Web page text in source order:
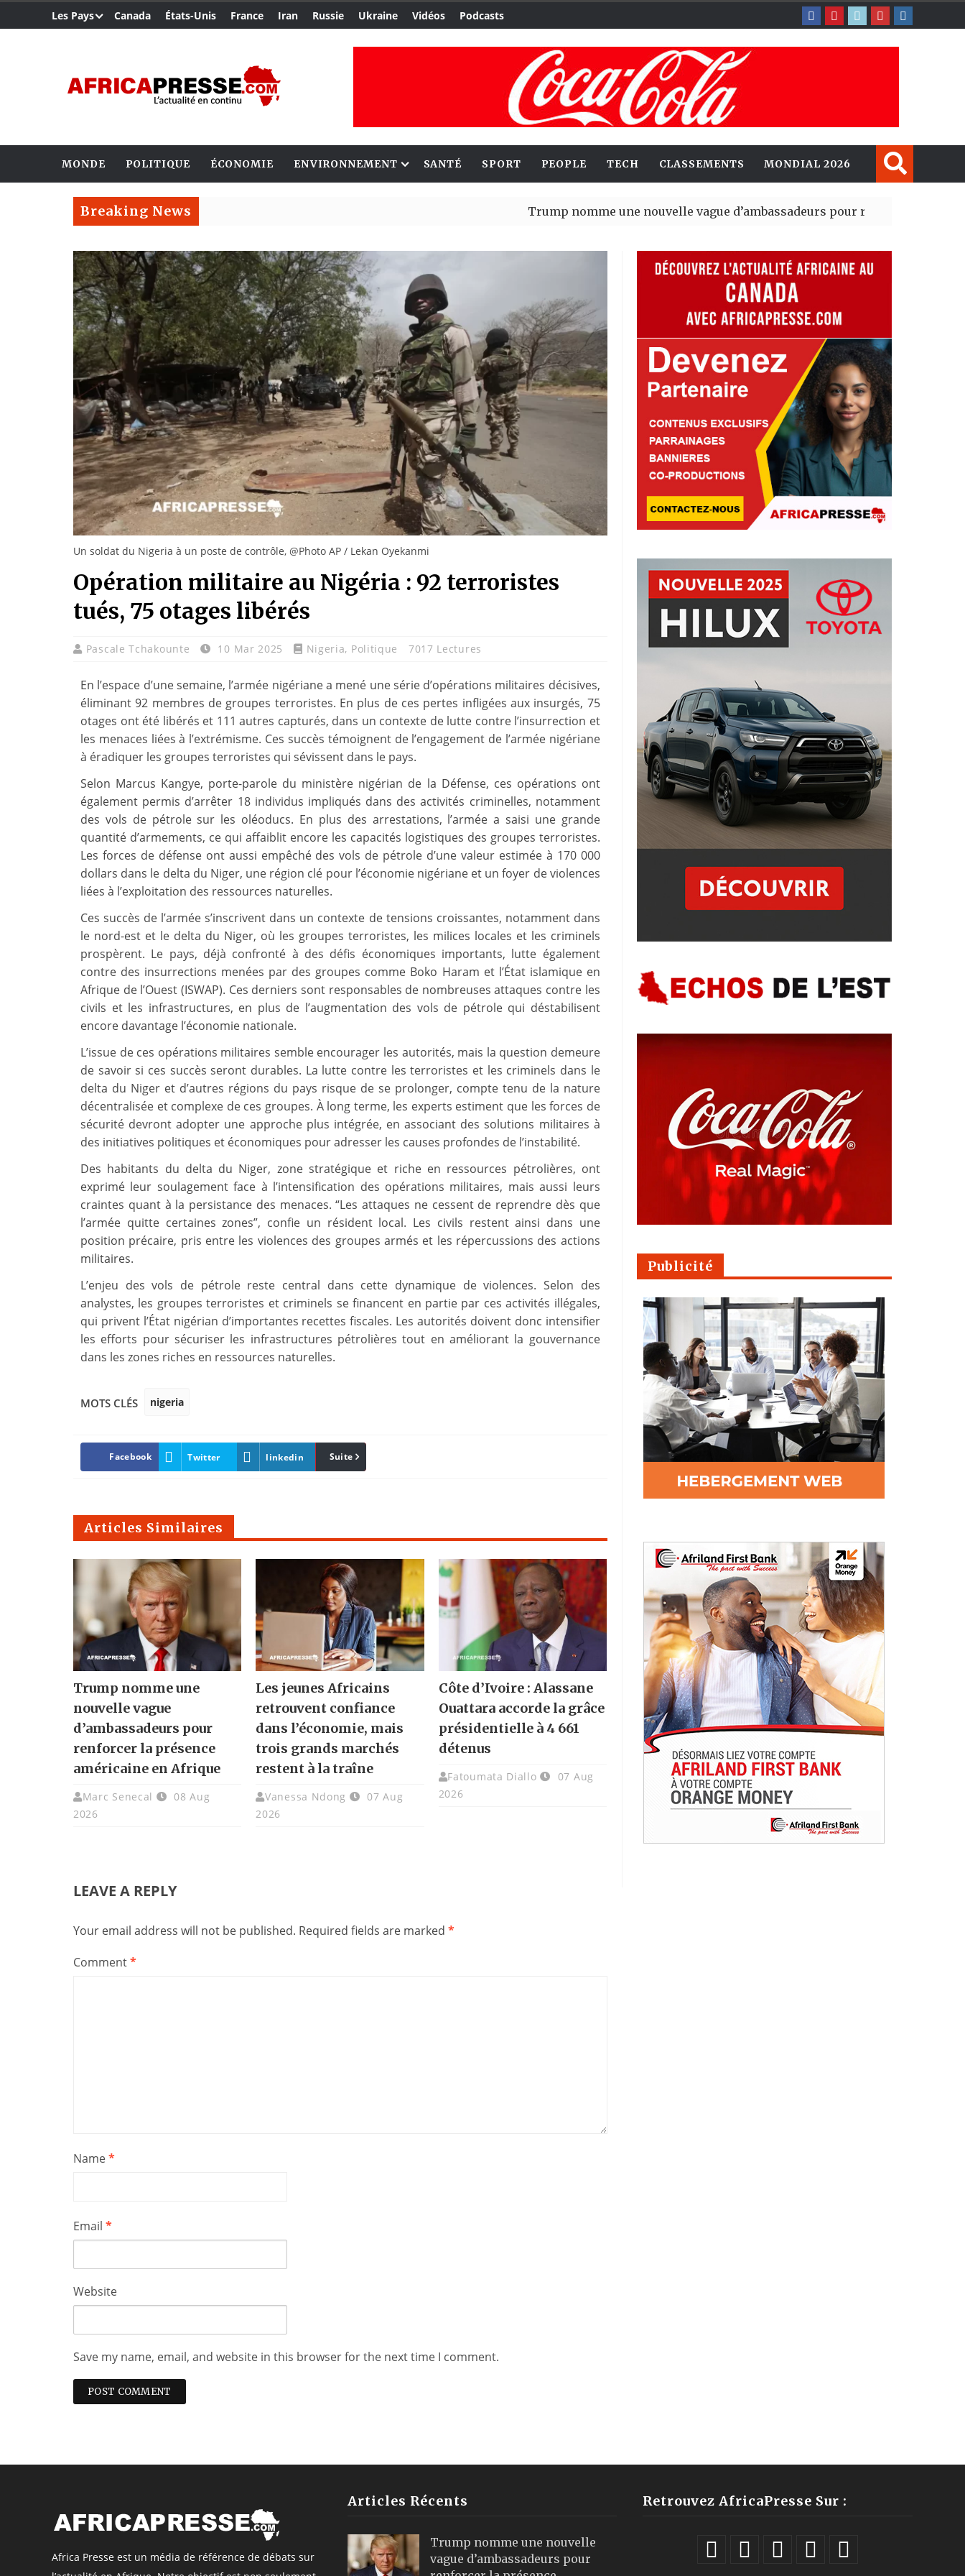
Les Pays Canada États-Unis France Iran Russie Ukraine Vidéos Podcasts
MONDE POLITIQUE ÉCONOMIE ENVIRONNEMENT SANTÉ SPORT PEOPLE TECH CLASSEMENTS MONDIAL 2026
Breaking News Trump nomme une nouvelle vague d’ambassadeurs pour renforcer la présence
Un soldat du Nigeria à un poste de contrôle, @Photo AP / Lekan Oyekanmi
Opération militaire au Nigéria : 92 terroristes
tués, 75 otages libérés
Pascale Tchakounte 10 Mar 2025 Nigeria, Politique 7017 Lectures
En l’espace d’une semaine, l’armée nigériane a mené une série d’opérations militaires décisives,
éliminant 92 membres de groupes terroristes. En plus de ces pertes infligées aux insurgés, 75
otages ont été libérés et 111 autres capturés, dans un contexte de lutte contre l’insurrection et
les menaces liées à l’extrémisme. Ces succès témoignent de l’engagement de l’armée nigériane
à éradiquer les groupes terroristes qui sévissent dans le pays.
Selon Marcus Kangye, porte-parole du ministère nigérian de la Défense, ces opérations ont
également permis d’arrêter 18 individus impliqués dans des activités criminelles, notamment
des vols de pétrole sur les oléoducs. En plus des arrestations, l’armée a saisi une grande
quantité d’armements, ce qui affaiblit encore les capacités logistiques des groupes terroristes.
Les forces de défense ont aussi empêché des vols de pétrole d’une valeur estimée à 170 000
dollars dans le delta du Niger, une région clé pour l’économie nigériane et un foyer de violences
liées à l’exploitation des ressources naturelles.
Ces succès de l’armée s’inscrivent dans un contexte de tensions croissantes, notamment dans
le nord-est et le delta du Niger, où les groupes terroristes, les milices locales et les criminels
prospèrent. Le pays, déjà confronté à des défis économiques importants, lutte également
contre des insurrections menées par des groupes comme Boko Haram et l’État islamique en
Afrique de l’Ouest (ISWAP). Ces derniers sont responsables de nombreuses attaques contre les
civils et les infrastructures, en plus de l’augmentation des vols de pétrole qui déstabilisent
encore davantage l’économie nationale.
L’issue de ces opérations militaires semble encourager les autorités, mais la question demeure
de savoir si ces succès seront durables. La lutte contre les terroristes et les criminels dans le
delta du Niger et d’autres régions du pays risque de se prolonger, compte tenu de la nature
décentralisée et complexe de ces groupes. À long terme, les experts estiment que les forces de
sécurité devront adopter une approche plus intégrée, en associant des solutions militaires à
des initiatives politiques et économiques pour adresser les causes profondes de l’instabilité.
Des habitants du delta du Niger, zone stratégique et riche en ressources pétrolières, ont
exprimé leur soulagement face à l’intensification des opérations militaires, mais aussi leurs
craintes quant à la persistance des menaces. “Les attaques ne cessent de reprendre dès que
l’armée quitte certaines zones”, confie un résident local. Les civils restent ainsi dans une
position précaire, pris entre les violences des groupes armés et les répercussions des actions
militaires.
L’enjeu des vols de pétrole reste central dans cette dynamique de violences. Selon des
analystes, les groupes terroristes et criminels se financent en partie par ces activités illégales,
qui privent l’État nigérian d’importantes recettes fiscales. Les autorités doivent donc intensifier
les efforts pour sécuriser les infrastructures pétrolières tout en améliorant la gouvernance
dans les zones riches en ressources naturelles.
MOTS CLÉS nigeria
Facebook Twitter linkedin Pinterest
Suite
Articles Similaires
Trump nomme une
nouvelle vague
d’ambassadeurs pour
renforcer la présence
américaine en Afrique
Marc Senecal
08 Aug
2026
Les jeunes Africains
retrouvent confiance
dans l’économie, mais
trois grands marchés
restent à la traîne
Vanessa Ndong
07 Aug
2026
Côte d’Ivoire : Alassane
Ouattara accorde la grâce
présidentielle à 4 661
détenus
Fatoumata Diallo
07 Aug
2026
LEAVE A REPLY
Your email address will not be published. Required fields are marked *
Comment*
Name*
Email *
Website
Save my name, email, and website in this browser for the next time I comment.
Publicité
Africa Presse est un média de référence de débats sur
Articles Récents
Trump nomme une nouvelle
vague d’ambassadeurs pour
Retrouvez AfricaPresse Sur :